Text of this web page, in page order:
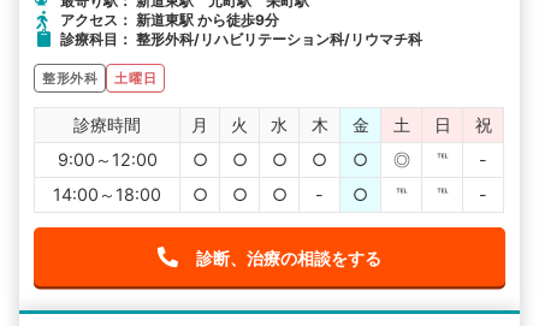
アクセス： 新道東駅 から徒歩9分
診療科目： 整形外科/リハビリテーション科/リウマチ科
整形外科 土曜日
診療時間 月 火 水 木 金 土 日
祝
9:00～12:00
○ ○ ○ ○ ○ ◎ ℡
-
14:00～18:00
○ ○ ○ - ○ ℡ ℡ -
診断、治療の相談をする